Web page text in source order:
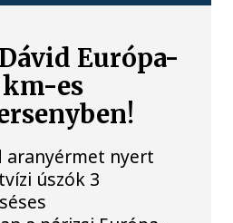
Európa-
es
aranyérmet nyert
úszók 3